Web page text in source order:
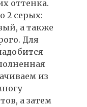
оттенка.
2 серых:
а также
Для
из
а затем